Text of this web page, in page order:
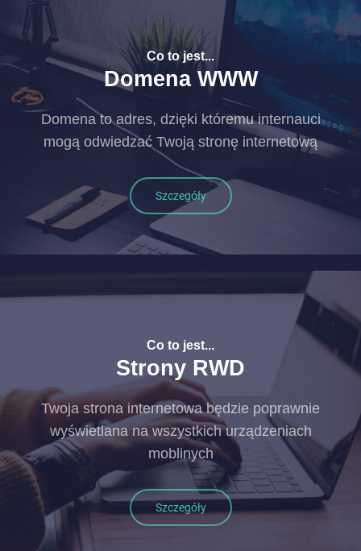
Co to jest...
Domena WWW
Domena to adres, dzięki któremu internauci
mogą odwiedzać Twoją stronę internetową
Szczegóły
Co to jest...
Strony RWD
Twoja strona internetowa będzie poprawnie
wyświetlana na wszystkich urządzeniach
moblinych
Szczegóły